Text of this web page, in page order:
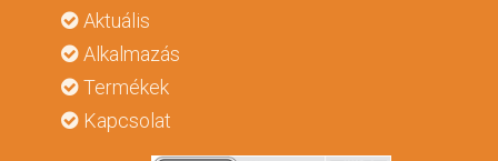
Aktuális
Alkalmazás
Termékek
Kapcsolat